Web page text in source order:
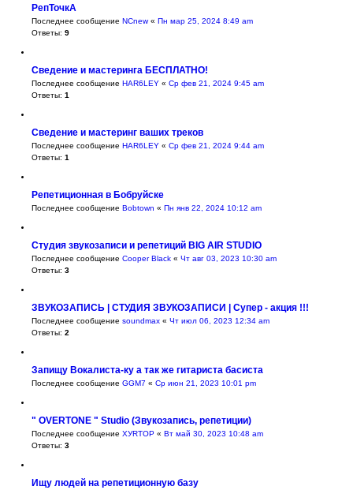
РепТочкА
Последнее сообщение NCnew« Пн мар 25, 2024 8:49 am
Ответы: 9
Сведение и мастеринга БЕСПЛАТНО!
Последнее сообщение HAR6LEY « Ср фев 21, 2024 9:45 am
Ответы: 1
Сведение и мастеринг ваших треков
Последнее сообщение HAR6LEY « Ср фев 21, 2024 9:44 am
Ответы: 1
Репетиционная в Бобруйске
Последнее сообщение Bobtown « Пн янв 22, 2024 10:12 am
Студия звукозаписи и репетиций BIG AIR STUDIO
Последнее сообщение Cooper Black « Чт авг 03, 2023 10:30 am
Ответы: 3
ЗВУКОЗАПИСЬ | СТУДИЯ ЗВУКОЗАПИСИ | Супер - акция !!!
Последнее сообщение soundmax « Чт июл 06, 2023 12:34 am
Ответы: 2
Запищу Вокалиста-ку а так же гитариста басиста
Последнее сообщение GGM7 « Ср июн 21, 2023 10:01 pm
" OVERTONE " Studio (Звукозапись, репетиции)
Последнее сообщение ХУRТОР « Вт май 30, 2023 10:48 am
Ответы: 3
Ищу людей на репетиционную базу